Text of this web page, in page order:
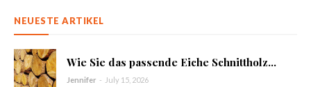
NEUESTE ARTIKEL
Wie Sie das passende Eiche Schnittholz...
Jennifer - July 15, 2026